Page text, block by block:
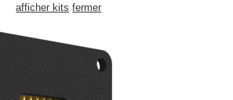
afficher kits fermer